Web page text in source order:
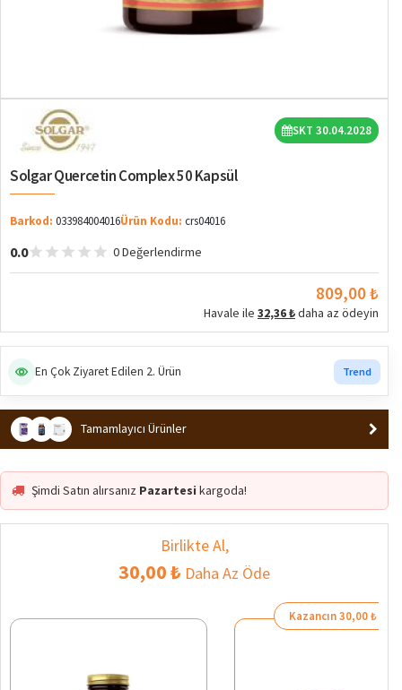
SKT 30.04.2028
Solgar Quercetin Complex 50 Kapsül
Barkod: 033984004016Ürün Kodu: crs04016
0.0 0 Değerlendirme
809,00 ₺
Havale ile 32,36 ₺daha az ödeyin
En Çok Ziyaret Edilen 2. Ürün Trend
Tamamlayıcı Ürünler
Şimdi Satın alırsanız Pazartesi kargoda!
Birlikte Al,
30,00 ₺ Daha Az Öde
Kazancın 30,00 ₺